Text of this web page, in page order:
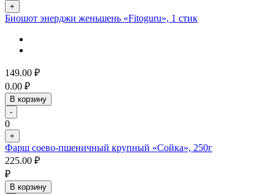
+
Биошот энерджи женьшень «Fitoguru», 1 стик
149.00 ₽
0.00 ₽
В корзину
-
0
+
Фарш соево-пшеничный крупный «Сойка», 250г
225.00 ₽
₽
В корзину